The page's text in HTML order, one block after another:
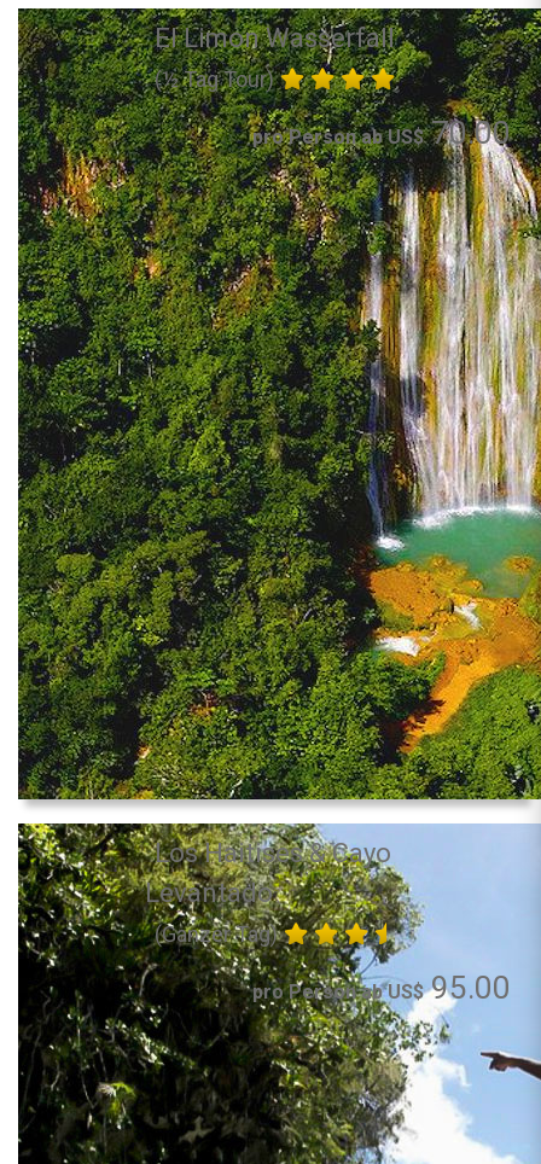
El Limon Wasserfall
(½ Tag Tour)
pro Person ab US$70.00
Los Haitises & Cayo
Levantado
(Ganzer Tag)
pro Person ab US$95.00